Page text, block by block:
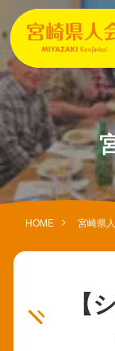
HOME 宮崎県
【